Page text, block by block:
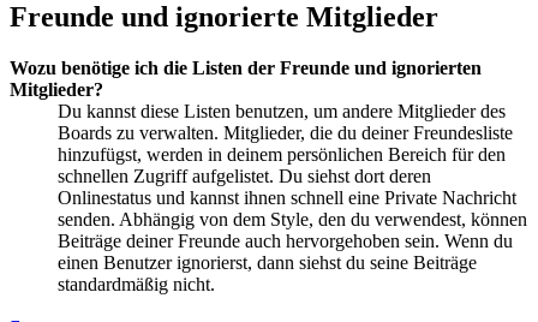
Freunde und ignorierte Mitglieder
Wozu benötige ich die Listen der Freunde und ignorierten
Mitglieder?
Du kannst diese Listen benutzen, um andere Mitglieder des
Boards zu verwalten. Mitglieder, die du deiner Freundesliste
hinzufügst, werden in deinem persönlichen Bereich für den
schnellen Zugriff aufgelistet. Du siehst dort deren
Onlinestatus und kannst ihnen schnell eine Private Nachricht
senden. Abhängig von dem Style, den du verwendest, können
Beiträge deiner Freunde auch hervorgehoben sein. Wenn du
einen Benutzer ignorierst, dann siehst du seine Beiträge
standardmäßig nicht.